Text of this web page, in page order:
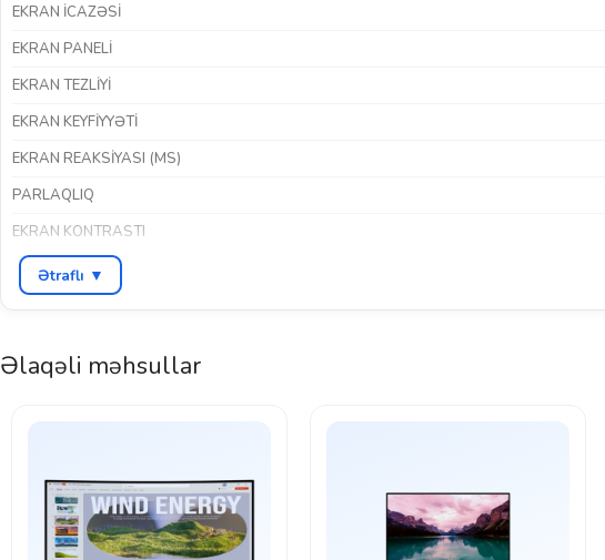
EKRAN ICAZƏSI
EKRAN PANELI
EKRAN TEZLIYI
EKRAN KEYFIYYƏTI
EKRAN REAKSIYASI (MS)
PARLAQLIQ
EKRAN KONTRASTI
HDR DƏSTƏYI
BREND
Ətraflı ▼
Əlaqəli məhsullar